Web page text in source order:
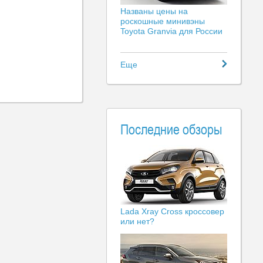
Названы цены на
роскошные минивэны
Toyota Granvia для России
Еще
Последние обзоры
Lada Xray Cross кроссовер
или нет?